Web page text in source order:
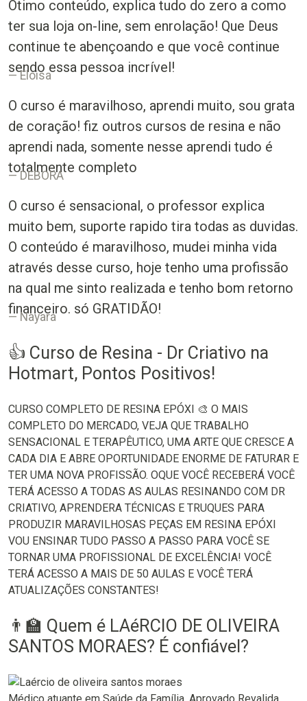
Ótimo conteúdo, explica tudo do zero a como
ter sua loja on-line, sem enrolação! Que Deus
continue te abençoando e que você continue
sendo essa pessoa incrível!
Eloisa
O curso é maravilhoso, aprendi muito, sou grata
de coração! fiz outros cursos de resina e não
aprendi nada, somente nesse aprendi tudo é
totalmente completo
DEBORA
O curso é sensacional, o professor explica
muito bem, suporte rapido tira todas as duvidas.
O conteúdo é maravilhoso, mudei minha vida
através desse curso, hoje tenho uma profissão
na qual me sinto realizada e tenho bom retorno
financeiro. só GRATIDÃO!
Nayara
👍 Curso de Resina - Dr Criativo na
Hotmart, Pontos Positivos!
CURSO COMPLETO DE RESINA EPÓXI 🎨 O MAIS
COMPLETO DO MERCADO, VEJA QUE TRABALHO
SENSACIONAL E TERAPÊUTICO, UMA ARTE QUE CRESCE A
CADA DIA E ABRE OPORTUNIDADE ENORME DE FATURAR E
TER UMA NOVA PROFISSÃO. OQUE VOCÊ RECEBERÁ VOCÊ
TERÁ ACESSO A TODAS AS AULAS RESINANDO COM DR
CRIATIVO, APRENDERA TÉCNICAS E TRUQUES PARA
PRODUZIR MARAVILHOSAS PEÇAS EM RESINA EPÓXI
VOU ENSINAR TUDO PASSO A PASSO PARA VOCÊ SE
TORNAR UMA PROFISSIONAL DE EXCELÊNCIA! VOCÊ
TERÁ ACESSO A MAIS DE 50 AULAS E VOCÊ TERÁ
ATUALIZAÇÕES CONSTANTES!
👨‍🏫 Quem é LAéRCIO DE OLIVEIRA
SANTOS MORAES? É confiável?